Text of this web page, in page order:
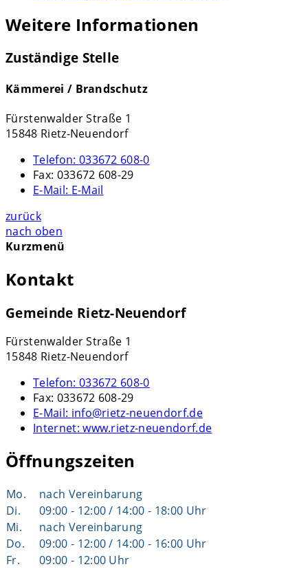
Weitere Informationen
Zuständige Stelle
Kämmerei / Brandschutz
Fürstenwalder Straße 1
15848 Rietz-Neuendorf
Telefon: 033672 608-0
Fax: 033672 608-29
E-Mail: E-Mail
zurück
nach oben
Kurzmenü
Kontakt
Gemeinde Rietz-Neuendorf
Fürstenwalder Straße 1
15848 Rietz-Neuendorf
Telefon: 033672 608-0
Fax: 033672 608-29
E-Mail: info@rietz-neuendorf.de
Internet:www.rietz-neuendorf.de
Öffnungszeiten
Mo.
nach Vereinbarung
Di.
09:00 - 12:00 / 14:00 - 18:00 Uhr
Mi.
nach Vereinbarung
Do.
09:00 - 12:00 / 14:00 - 16:00 Uhr
Fr.
09:00 - 12:00 Uhr